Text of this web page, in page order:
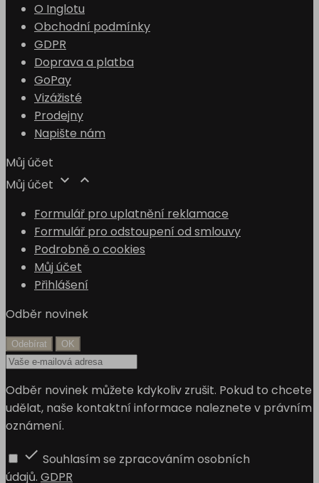
O Inglotu
Obchodní podmínky
GDPR
Doprava a platba
GoPay
Vizážisté
Prodejny
Napište nám
Můj účet
Můj účet  
Formulář pro uplatnění reklamace
Formulář pro odstoupení od smlouvy
Podrobně o cookies
Můj účet
Přihlášení
Odběr novinek
Odběr novinek můžete kdykoliv zrušit. Pokud to chcete
udělat, naše kontaktní informace naleznete v právním
oznámení.
 Souhlasím se zpracováním osobních
údajů. GDPR